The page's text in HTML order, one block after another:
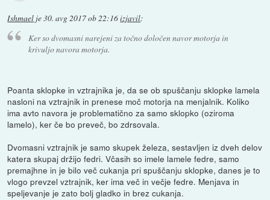
Ishmael je30. avg 2017 ob 22:16izjavil:
Ker so dvomasni narejeni za točno določen navor motorja in
krivuljo navora motorja.
Poanta sklopke in vztrajnika je, da se ob spuščanju sklopke lamela
nasloni na vztrajnik in prenese moč motorja na menjalnik. Koliko
ima avto navora je problematično za samo sklopko (oziroma
lamelo), ker če bo preveč, bo zdrsovala.
Dvomasni vztrajnik je samo skupek železa, sestavljen iz dveh delov
katera skupaj držijo fedri. Včasih so imele lamele fedre, samo
premajhne in je bilo več cukanja pri spuščanju sklopke, danes je to
vlogo prevzel vztrajnik, ker ima več in večje fedre. Menjava in
speljevanje je zato bolj gladko in brez cukanja.